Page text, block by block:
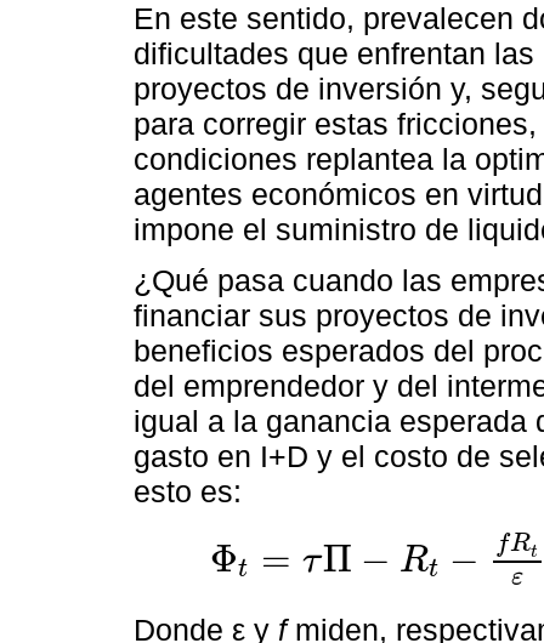
En este sentido, prevalecen
dificultades que enfrentan
proyectos de inversión y,
para corregir estas
condiciones replantea la
agentes económicos en
impone el suministro de
¿Qué pasa cuando las
financiar sus proyectos de
beneficios esperados del
del emprendedor y del
igual a la ganancia esperada
gasto en I+D y el costo de
esto es:
Φt = τΠ − Rt − fRt
ε
Φ t=τΠ -Rt-f Rtε =τπA (1-f )At ητ2 2
Donde ε y fmiden,